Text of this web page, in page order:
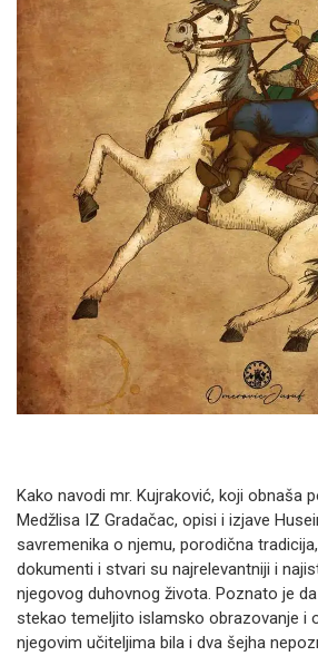
Kako navodi mr. Kujraković, koji obnaša
Medžlisa IZ Gradačac, opisi i izjave
savremenika o njemu, porodična
dokumenti i stvari su najrelevantniji i
njegovog duhovnog života. Poznato je
stekao temeljito islamsko obrazovanje i
njegovim učiteljima bila i dva šejha